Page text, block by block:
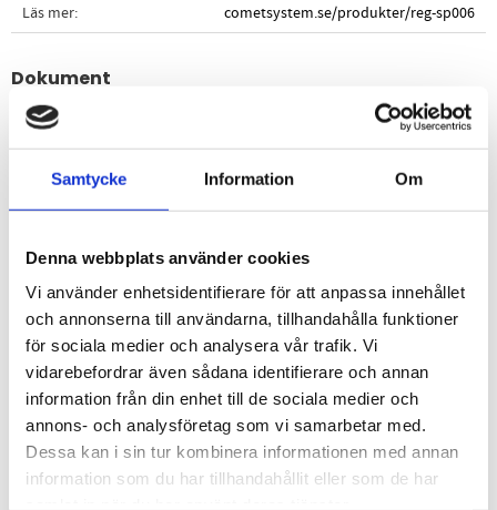
Samtycke Information Om
Denna webbplats använder cookies
Vi använder enhetsidentifierare för att anpassa innehållet
och annonserna till användarna, tillhandahålla funktioner
för sociala medier och analysera vår trafik. Vi
vidarebefordrar även sådana identifierare och annan
information från din enhet till de sociala medier och
annons- och analysföretag som vi samarbetar med.
Dessa kan i sin tur kombinera informationen med annan
information som du har tillhandahållit eller som de har
Läs mer cometsystem.se/produkter/reg-sp006
Dokument
comet_datasheet_sp006.pdf
Omdömen
Du